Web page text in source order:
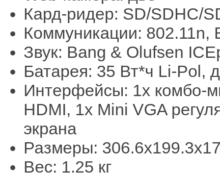
Кард-ридер: SD/SDHC/
Коммуникации: 802.11n,
Звук: Bang & Olufsen
Батарея: 35 Вт*ч Li-Pol,
Интерфейсы: 1х комбо-
HDMI, 1x Mini VGA
экрана
Размеры:
Вес: 1.25 кг